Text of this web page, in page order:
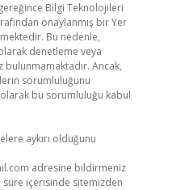
Bilgi Teknolojileri
onaylanmış bir Yer
Bu nedenle,
denetleme veya
bulunmamaktadır. Ancak,
sorumluluğunu
bu sorumluluğu kabul
aykırı olduğunu
adresine bildirmeniz
içerisinde sitemizden